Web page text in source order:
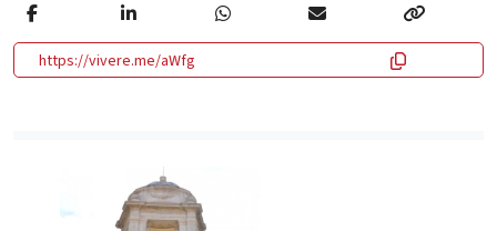
https://vivere.me/aWfg